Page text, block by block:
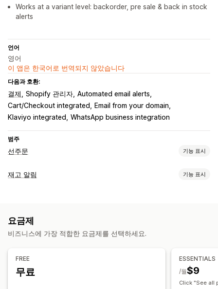
Works at a variant level: backorder, pre sale & back in stock
alerts
언어
영어
이 앱은 한국어로 번역되지 않았습니다
다음과 호환:
결제 Shopify 관리자 Automated email alerts
Cart/Checkout integrated
Email from your domain
Klaviyo integrated
WhatsApp business integration
범주
선주문 기능 표시
주문 유형
맞춤 설정
버튼
배너 사용자 지정 브랜딩 사용자 지정 텍스트
결제 옵션
결제 알림
재고 알림 기능 표시
품절 사용자 지정 알림
분석 및 보고
요금제
비즈니스에 가장 적합한 요금제를 선택하세요.
FREE
무료
ESSENTIALS
$9
/월
Click "See all